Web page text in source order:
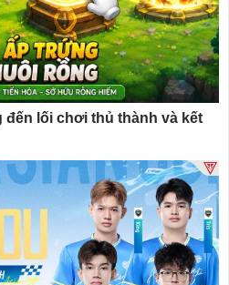
đến lối chơi thủ thành và kết